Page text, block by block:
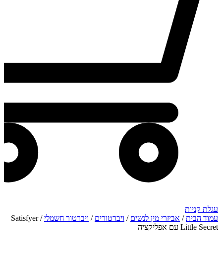
עגלת קניות
עמוד הבית/ אביזרי מין לנשים / ויברטורים / ויברטור חשמלי
/ Satisfyer
Little Secret עם אפליקציה